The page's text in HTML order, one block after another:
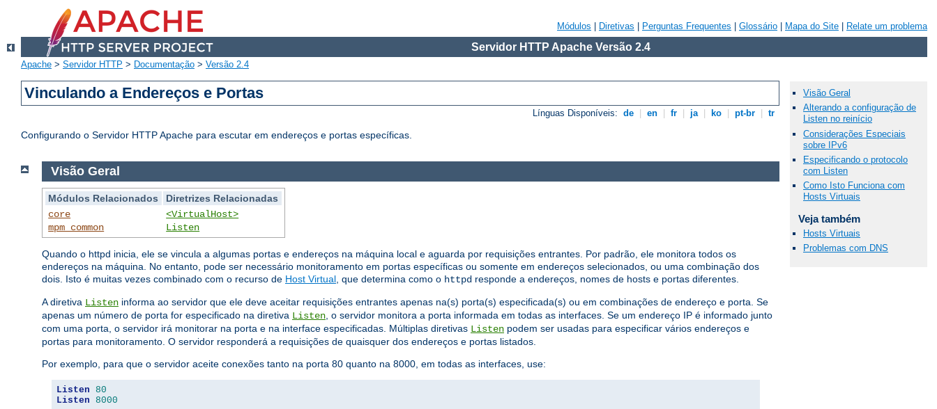
Módulos Diretivas Perguntas Frequentes Glossário Mapa do Site Relate um problema
Servidor HTTP Apache Versão 2.4
Apache > Servidor HTTP > Documentação > Versão 2.4
Vinculando a Endereços e Portas
Línguas Disponíveis: de en fr ja ko pt-br tr
Configurando o Servidor HTTP Apache para escutar em endereços e portas específicas.
Visão Geral
Módulos Relacionados
Diretrizes Relacionadas
core
mpm_common
<VirtualHost>
Listen
Quando o httpd inicia, ele se vincula a algumas portas e endereços na máquina local e aguarda por requisições entrantes. Por padrão, ele monitora todos os
endereços na máquina. No entanto, pode ser necessário monitoramento em portas específicas ou somente em endereços selecionados, ou uma combinação dos
dois. Isto é muitas vezes combinado com o recurso de Host Virtual , que determina como o httpd responde a endereços, nomes de hosts e portas diferentes.
A diretiva Listen informa ao servidor que ele deve aceitar requisições entrantes apenas na(s) porta(s) especificada(s) ou em combinações de endereço e porta. Se
apenas um número de porta for especificado na diretiva Listen , o servidor monitora a porta informada em todas as interfaces. Se um endereço IP é informado junto
com uma porta, o servidor irá monitorar na porta e na interface especificadas. Múltiplas diretivas Listen podem ser usadas para especificar vários endereços e
portas para monitoramento. O servidor responderá a requisições de quaisquer dos endereços e portas listados.
Por exemplo, para que o servidor aceite conexões tanto na porta 80 quanto na 8000, em todas as interfaces, use:
Listen 80
Listen 8000
Visão Geral
Alterando a configuração de
Listen no reinício
Considerações Especiais
sobre IPv6
Especificando o protocolo
com Listen
Como Isto Funciona com
Hosts Virtuais
Veja também
Hosts Virtuais
Problemas com DNS